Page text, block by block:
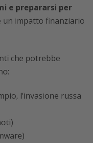
e prepararsi per
un impatto finanziario
che potrebbe
l’invasione russa